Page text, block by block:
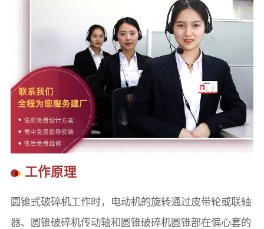
工作原理
圆锥式破碎机工作时，电动机的旋转通过皮带轮或联轴
器、圆锥破碎机传动轴和圆锥破碎机圆锥部在偏心套的